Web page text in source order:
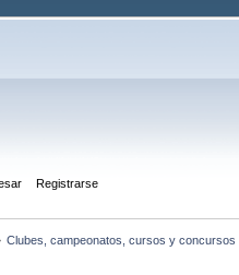
Registrarse
Clubes, campeonatos, cursos y concursos